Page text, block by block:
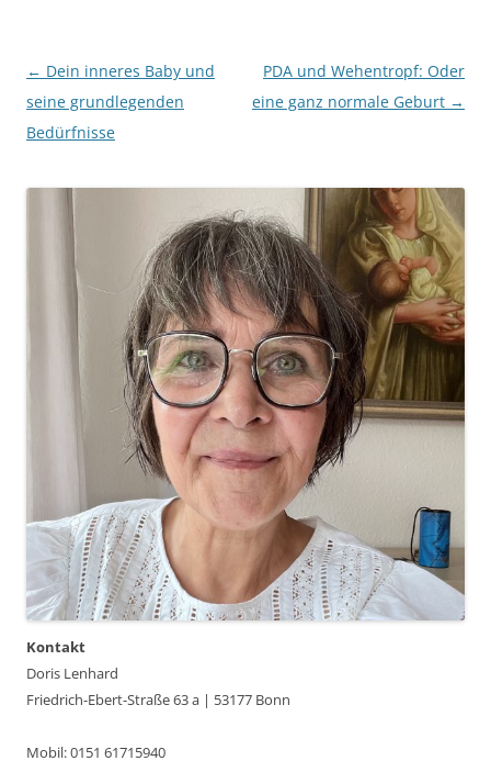
Beitragsnavigation
← Dein inneres Baby und
seine grundlegenden
Bedürfnisse
PDA und Wehentropf: Oder
eine ganz normale Geburt →
Kontakt
Doris Lenhard
Friedrich-Ebert-Straße 63 a | 53177 Bonn
Mobil: 0151 61715940